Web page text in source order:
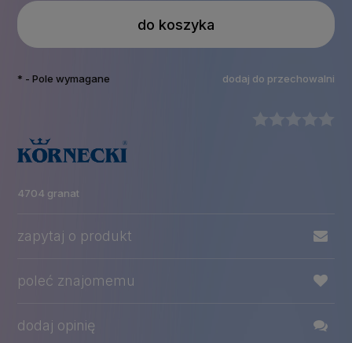
do koszyka
dodaj do przechowalni
* - Pole wymagane
4704 granat
zapytaj o produkt
poleć znajomemu
dodaj opinię